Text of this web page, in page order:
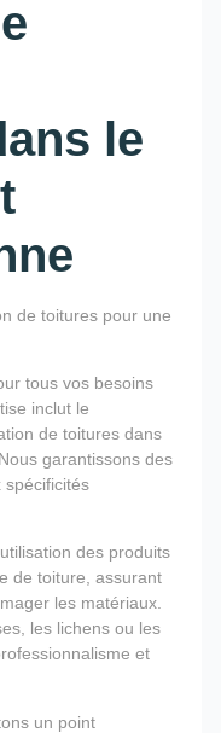
le
de toitures pour une
tous vos besoins
inclut le
de toitures dans
garantissons des
spécificités
des produits
de toiture, assurant
les matériaux.
les lichens ou les
et
un point